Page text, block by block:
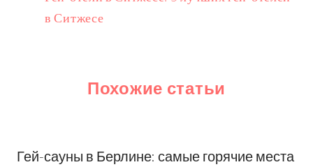
в Ситжесе
Похожие статьи
Гей-сауны в Берлине: самые горячие места